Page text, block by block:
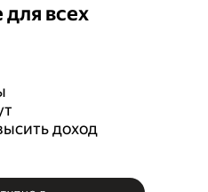
всех
доход